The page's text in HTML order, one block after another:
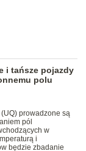
i tańsze pojazdy
polu
prowadzone są
pól
w
i
będzie zbadanie